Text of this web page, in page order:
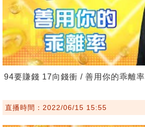
94要賺錢 17向錢衝 / 善用你的乖離率
直播時間：2022/06/15 15:55